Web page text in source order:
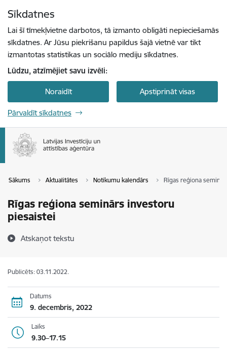
Sīkdatnes
Lai šī tīmekļvietne darbotos, tā izmanto obligāti nepieciešamās
sīkdatnes. Ar Jūsu piekrišanu papildus šajā vietnē var tikt
izmantotas statistikas un sociālo mediju sīkdatnes.
Lūdzu, atzīmējiet savu izvēli:
Noraidīt Apstiprināt visas
Pārvaldīt sīkdatnes
Sākums Aktualitātes Notikumu kalendārs Rīgas reģiona
Rīgas reģiona seminārs investoru
piesaistei
Atskaņot tekstu
Publicēts: 03.11.2022.
Datums
9. decembris, 2022
Laiks
9.30–17.15